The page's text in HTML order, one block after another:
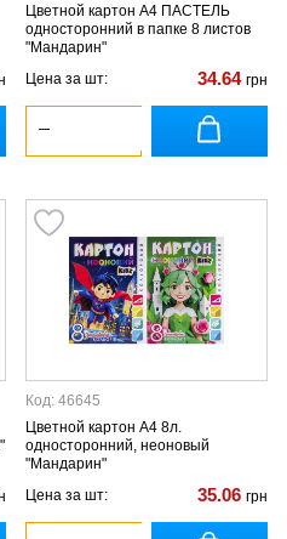
Цветной картон А4 ПАСТЕЛЬ
односторонний в папке 8 листов
"Мандарин"
Цена за шт:
34.64 грн
Код: 46645
Цветной картон А4 8л.
односторонний, неоновый
"Мандарин"
Цена за шт:
35.06 грн